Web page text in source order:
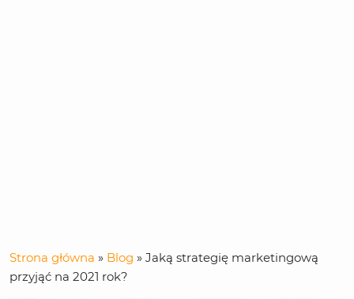
Strona główna » Blog » Jaką strategię marketingową
przyjąć na 2021 rok?